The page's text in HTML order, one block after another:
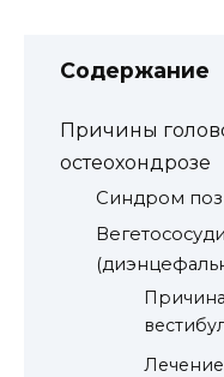
Содержание
Причины
остеохондрозе
Синдром